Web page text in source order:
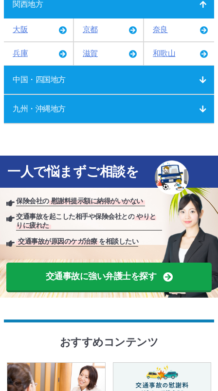
関西地方
大阪 京都 奈良
兵庫 滋賀 和歌山
中国・四国地方
九州・沖縄地方
一人で悩まずご相談を
保険会社の 慰謝料提示額に納得がいかない
交通事故を起こした相手や保険会社との やりと
りに疲れた
交通事故が原因のケガ治療 を相談したい
交通事故に強い弁護士を探す
おすすめコンテンツ